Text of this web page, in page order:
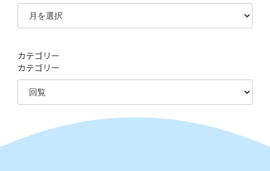
カテゴリー
カテゴリー